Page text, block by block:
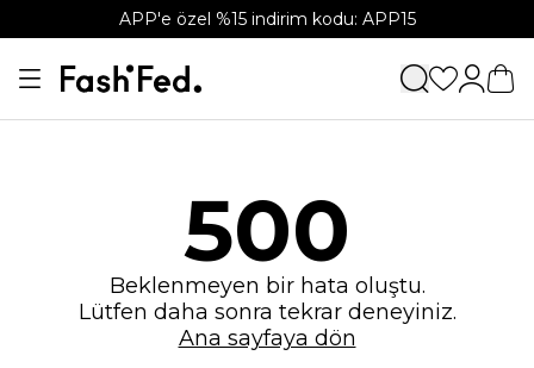
APP'e özel %15 indirim kodu: APP15
500
Beklenmeyen bir hata oluştu.
Lütfen daha sonra tekrar deneyiniz.
Ana sayfaya dön